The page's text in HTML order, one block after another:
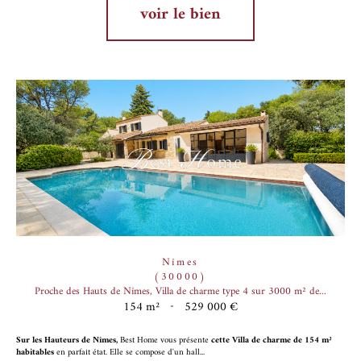
voir le bien
Nîmes
(30000)
Proche des Hauts de Nîmes, Villa de charme type 4 sur 3000 m² de...
154 m² - 529 000 €
Sur les Hauteurs de Nîmes,Best Home vous présente cette Villa de charme de 154 m²
habitablesen parfait état. Elle se compose d'un hall...